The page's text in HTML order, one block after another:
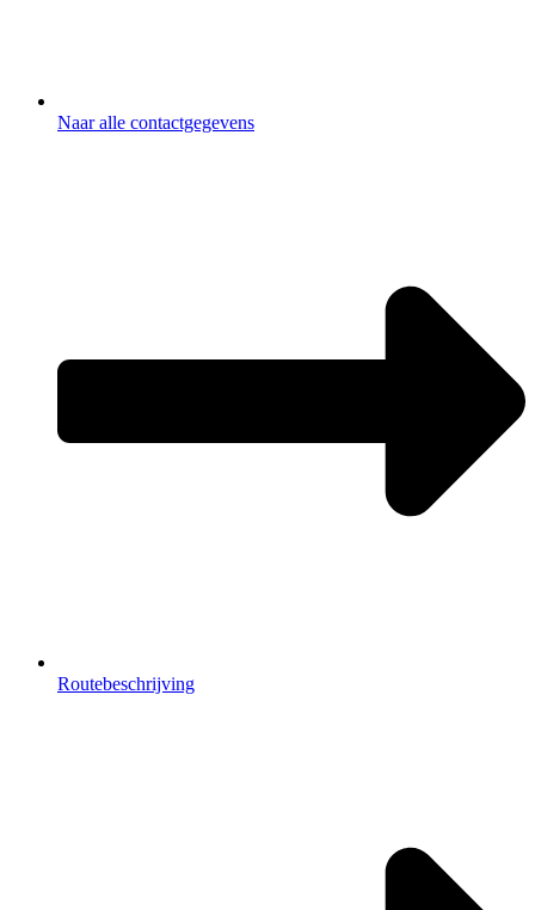
Naar alle contactgegevens
Routebeschrijving